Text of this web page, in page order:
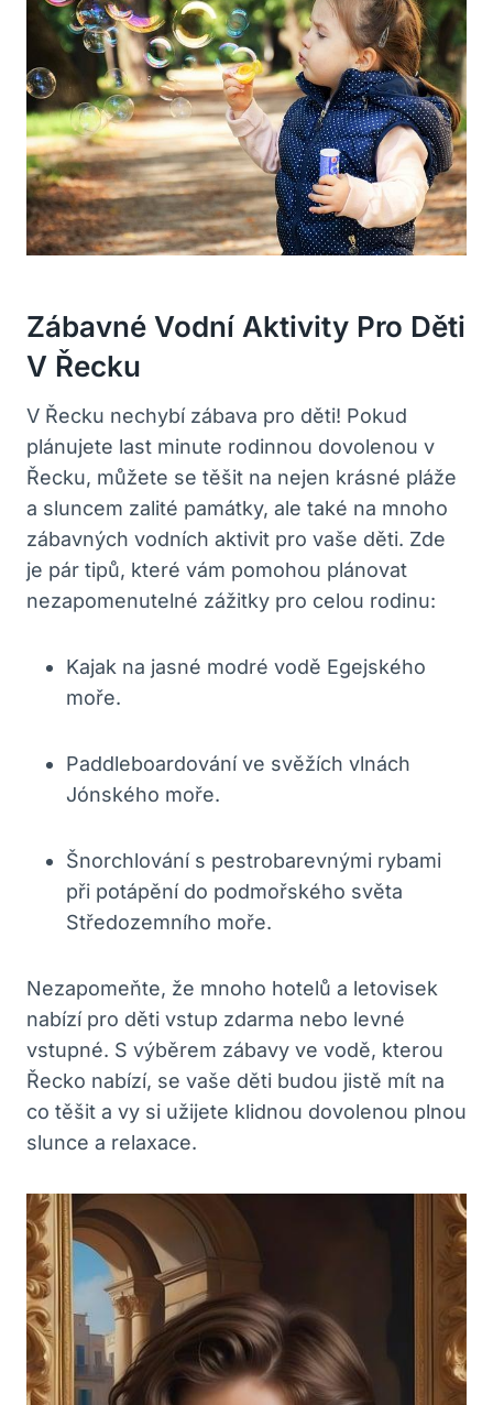
Zábavné Vodní Aktivity Pro Děti
V Řecku
V Řecku nechybí zábava pro děti! Pokud
plánujete last minute rodinnou dovolenou v
Řecku, můžete se těšit na nejen krásné pláže
a sluncem zalité památky, ale také na mnoho
zábavných vodních aktivit pro vaše děti. Zde
je pár tipů, které vám pomohou plánovat
nezapomenutelné zážitky pro celou rodinu:
Kajak na jasné modré vodě Egejského
moře.
Paddleboardování ve svěžích vlnách
Jónského moře.
Šnorchlování s pestrobarevnými rybami
při potápění do podmořského světa
Středozemního moře.
Nezapomeňte, že mnoho hotelů a letovisek
nabízí pro děti vstup zdarma nebo levné
vstupné. S výběrem zábavy ve vodě, kterou
Řecko nabízí, se vaše děti budou jistě mít na
co těšit a vy si užijete klidnou dovolenou plnou
slunce a relaxace.